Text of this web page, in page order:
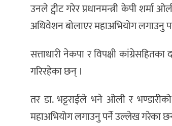
उनले ट्वीट गरेर प्रधानमन्त्री केपी शर्मा
अधिवेशन बोलाएर महाअभियोग लगाउनु
सत्ताधारी नेकपा र विपक्षी
गरिरहेका छन् ।
तर डा. भट्टराईले भने ओली र
महाअभियोग लगाउनु पर्ने उल्लेख गरेका